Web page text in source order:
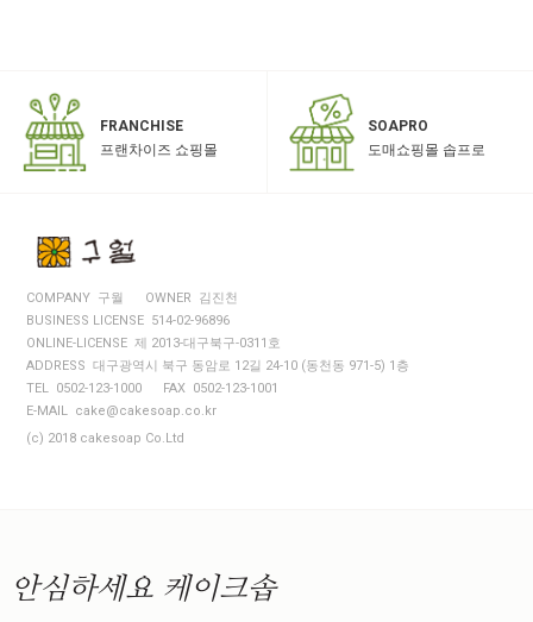
FRANCHISE
프랜차이즈 쇼핑몰
SOAPRO
도매쇼핑몰 솝프로
COMPANY 구월
OWNER 김진천
BUSINESS LICENSE 514-02-96896
ONLINE-LICENSE 제 2013-대구북구-0311호
ADDRESS 대구광역시 북구 동암로 12길 24-10 (동천동 971-5) 1층
TEL 0502-123-1000
FAX 0502-123-1001
E-MAIL cake@cakesoap.co.kr
(c) 2018 cakesoap Co.Ltd
안심하세요 케이크솝